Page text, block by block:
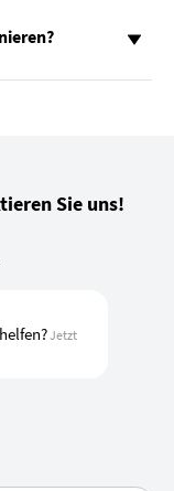
Sie uns!
Jetzt